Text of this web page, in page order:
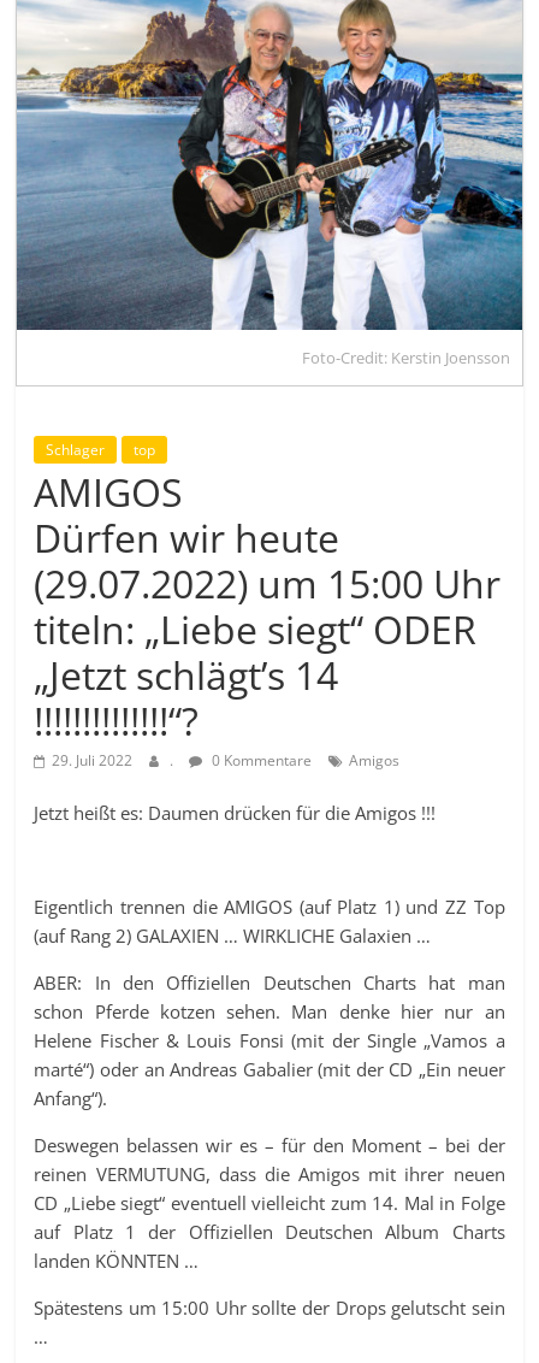
Foto-Credit: Kerstin Joensson
Schlager top
AMIGOS
Dürfen wir heute
(29.07.2022) um 15:00 Uhr
titeln: „Liebe siegt“ ODER
„Jetzt schlägt’s 14
!!!!!!!!!!!!!!“?
29. Juli 2022 . 0 Kommentare Amigos
Jetzt heißt es: Daumen drücken für die Amigos !!!
Eigentlich trennen die AMIGOS (auf Platz 1) und ZZ Top
(auf Rang 2) GALAXIEN … WIRKLICHE Galaxien …
ABER: In den Offiziellen Deutschen Charts hat man
schon Pferde kotzen sehen. Man denke hier nur an
Helene Fischer & Louis Fonsi (mit der Single „Vamos a
marté“) oder an Andreas Gabalier (mit der CD „Ein neuer
Anfang“).
Deswegen belassen wir es – für den Moment – bei der
reinen VERMUTUNG, dass die Amigos mit ihrer neuen
CD „Liebe siegt“ eventuell vielleicht zum 14. Mal in Folge
auf Platz 1 der Offiziellen Deutschen Album Charts
landen KÖNNTEN …
Spätestens um 15:00 Uhr sollte der Drops gelutscht sein
…